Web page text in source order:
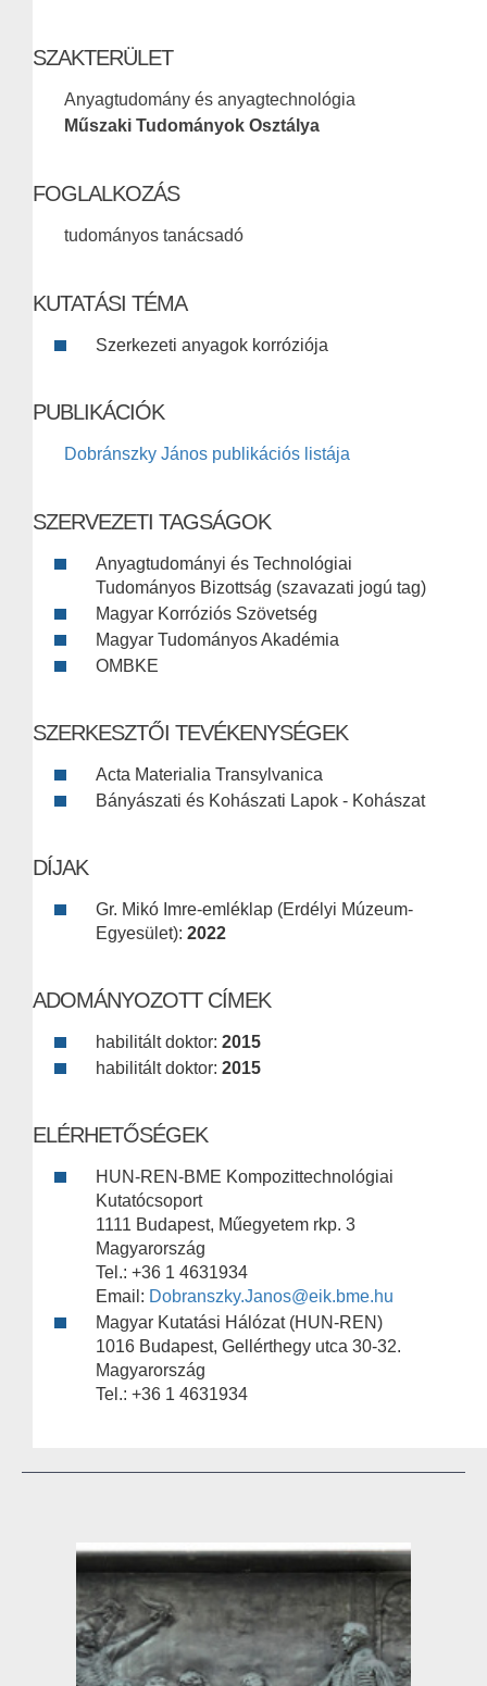
SZAKTERÜLET
Anyagtudomány és anyagtechnológia
Műszaki Tudományok Osztálya
FOGLALKOZÁS
tudományos tanácsadó
KUTATÁSI TÉMA
Szerkezeti anyagok korróziója
PUBLIKÁCIÓK
Dobránszky János publikációs listája
SZERVEZETI TAGSÁGOK
Anyagtudományi és Technológiai
Tudományos Bizottság (szavazati jogú tag)
Magyar Korróziós Szövetség
Magyar Tudományos Akadémia
OMBKE
SZERKESZTŐI TEVÉKENYSÉGEK
Acta Materialia Transylvanica
Bányászati és Kohászati Lapok - Kohászat
DÍJAK
Gr. Mikó Imre-emléklap (Erdélyi Múzeum-
Egyesület): 2022
ADOMÁNYOZOTT CÍMEK
habilitált doktor: 2015
habilitált doktor: 2015
ELÉRHETŐSÉGEK
HUN-REN-BME Kompozittechnológiai
Kutatócsoport
1111 Budapest, Műegyetem rkp. 3
Magyarország
Tel.: +36 1 4631934
Email: Dobranszky.Janos@eik.bme.hu
Magyar Kutatási Hálózat (HUN-REN)
1016 Budapest, Gellérthegy utca 30-32.
Magyarország
Tel.: +36 1 4631934